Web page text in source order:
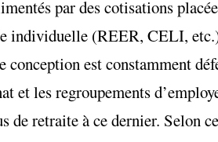
par des cotisations
individuelle (REER, CELI,
conception est constamment
et les regroupements
de retraite à ce dernier. Selon